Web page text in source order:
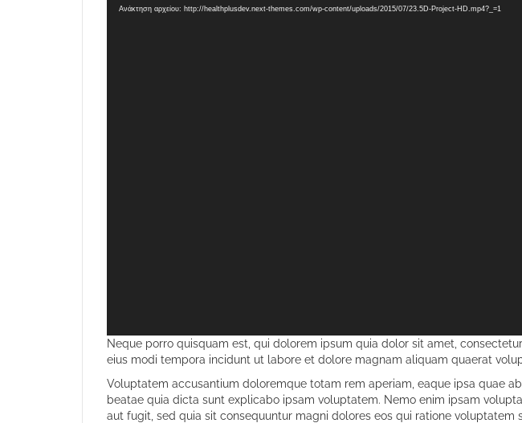
Αναπαραγωγής
Ανάκτηση αρχείου: http://healthplusdev.next-themes.com/wp-content/uploads/2015/07/23.5D-Project-HD.mp4?_=1
Neque porro quisquam est, qui dolorem ipsum quia dolor sit amet,
eius modi tempora incidunt ut labore et dolore magnam aliquam quaerat
Voluptatem accusantium doloremque totam rem aperiam, eaque ipsa quae
beatae quia dicta sunt explicabo ipsam voluptatem. Nemo enim ipsam
aut fugit, sed quia sit consequuntur magni dolores eos qui ratione voluptatem